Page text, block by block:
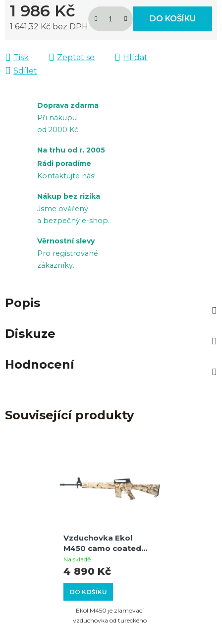
1 986 Kč
1 641,32 Kč bez DPH
DO KOŠÍKU
Tisk Zeptat se
Hlídat
Sdílet
Doprava zdarma
Při nákupu
od 2000 Kč.
Na trhu od r. 2005
Rádi poradíme
Kontaktujte nás!
Nákup bez rizika
Jsme ověřený
a bezpečný e-shop.
Věrnostní slevy
Pro registrované
zákazníky.
Popis
Diskuze
Hodnocení
Související produkty
Vzduchovka Ekol
M450 camo coated
cal.4,5mm
Na skladě
DO KOŠÍKU
4 890 Kč
Ekol M450 je zlamovací
vzduchovka od tureckého